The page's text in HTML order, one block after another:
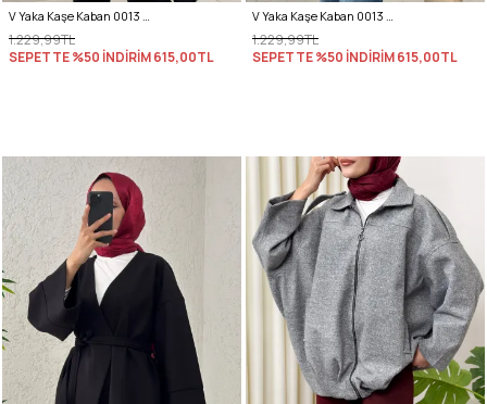
V Yaka Kaşe Kaban 0013 - EKRU
1.229,99TL
SEPETTE %50 İNDİRİM615,00TL
V Yaka Kaşe Kaban 0013 - LACİVERT
1.229,99TL
SEPETTE %50 İNDİRİM615,00TL